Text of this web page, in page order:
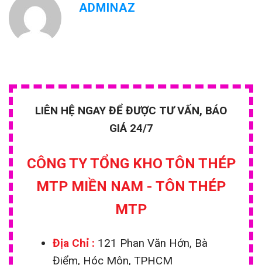
ADMINAZ
LIÊN HỆ NGAY ĐỂ ĐƯỢC TƯ VẤN, BÁO
GIÁ 24/7
CÔNG TY TỔNG KHO TÔN THÉP
MTP MIỀN NAM - TÔN THÉP
MTP
Địa Chỉ : 121 Phan Văn Hớn, Bà
Điểm, Hóc Môn, TPHCM